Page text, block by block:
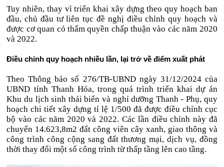
Tuy nhiên, thay vì triển khai xây dựng theo quy hoạch ban
đầu, chủ đầu tư liên tục đề nghị điều chỉnh quy hoạch và
được cơ quan có thẩm quyền chấp thuận vào các năm 2020
và 2022.
Điều chỉnh quy hoạch nhiều lần, lại trở về điểm xuất phát
Theo Thông báo số 276/TB-UBND ngày 31/12/2024 của
UBND tỉnh Thanh Hóa, trong quá trình triển khai dự án
Khu du lịch sinh thái biển và nghỉ dưỡng Thanh - Phụ, quy
hoạch chi tiết xây dựng tỉ lệ 1/500 đã được điều chỉnh cục
bộ vào các năm 2020 và 2022. Các lần điều chỉnh này đã
chuyển 14.623,8m2 đất công viên cây xanh, giao thông và
công trình công cộng sang đất thương mại, dịch vụ, đồng
thời thay đổi một số công trình từ thấp tầng lên cao tầng.